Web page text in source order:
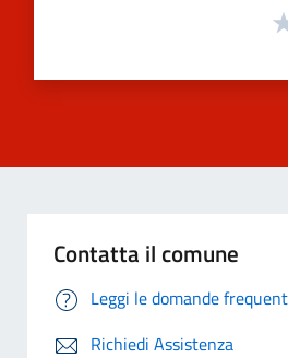
Contatta il comune
Leggi le domande
Richiedi Assistenza